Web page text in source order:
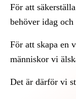
För att
behöver idag
För att skapa en
människor vi
Det är därför vi